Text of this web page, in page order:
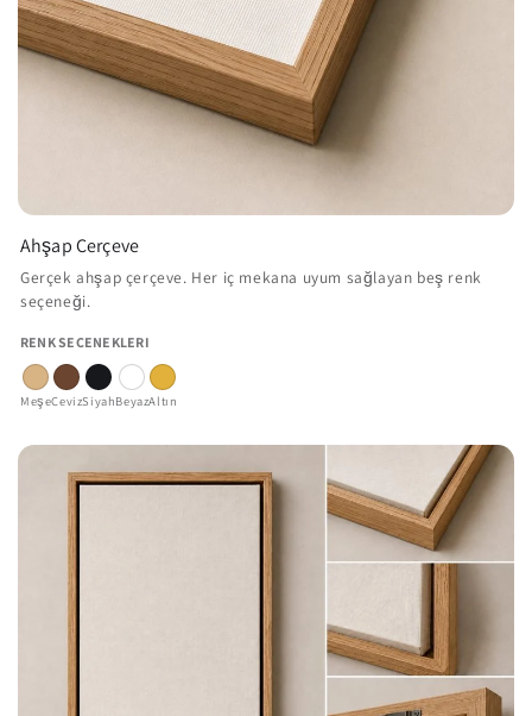
Ahşap Çerçeve
Gerçek ahşap çerçeve. Her iç mekana uyum sağlayan beş renk
seçeneği.
RENK SEÇENEKLERI
MeşeCevizSiyahBeyazAltın